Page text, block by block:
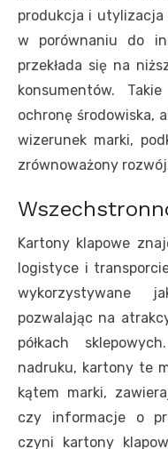
produkcja i
w porównaniu do
przekłada się na
konsumentów.
ochronę środowiska,
wizerunek marki,
zrównoważony
Kartony klapowe
logistyce i
wykorzystywane
pozwalając na
półkach
nadruku, kartony te
kątem marki,
czy informacje o
czyni kartony